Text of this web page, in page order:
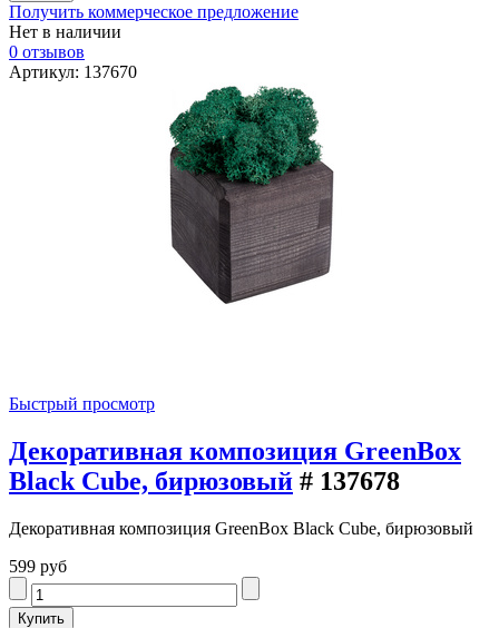
Получить коммерческое предложение
Нет в наличии
0 отзывов
Артикул: 137670
Быстрый просмотр
Декоративная композиция GreenBox
Black Cube, бирюзовый # 137678
Декоративная композиция GreenBox Black Cube, бирюзовый
599 руб